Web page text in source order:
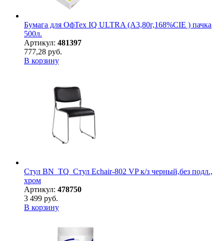
Бумага для ОфТех IQ ULTRA (А3,80г,168%CIE ) пачка
500л.
Артикул: 481397
777,28 руб.
В корзину
Стул BN_TQ_Стул Echair-802 VP к/з черный,без подл.,
хром
Артикул: 478750
3 499 руб.
В корзину